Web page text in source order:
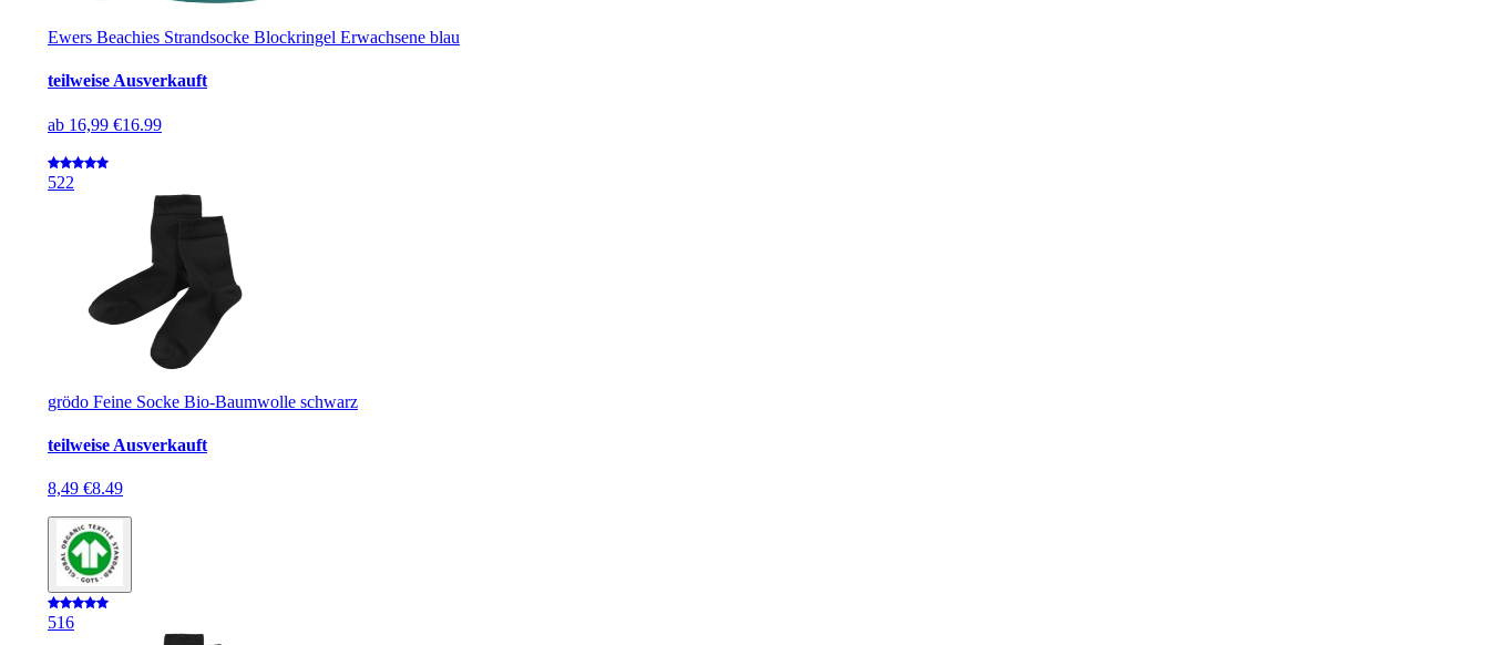
Ewers Beachies Strandsocke Blockringel Erwachsene blau
teilweise Ausverkauft
ab 16,99 €16.99
522
grödo Feine Socke Bio-Baumwolle schwarz
teilweise Ausverkauft
8,49 €8.49
516